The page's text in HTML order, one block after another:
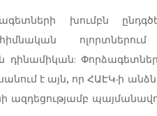
խումբն
ոլորտներում
է այն, որ ՀԱԷԿ-ի
ազդեցությամբ